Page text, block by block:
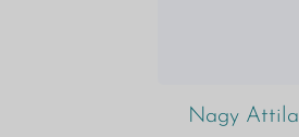
Nagy Attila